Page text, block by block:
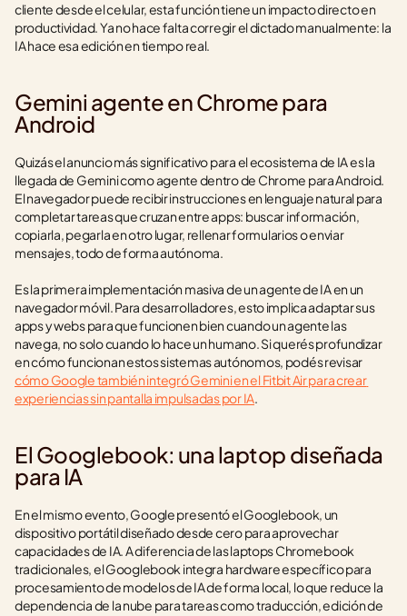
cliente desde el celular, esta función tiene un impacto directo en
productividad. Ya no hace falta corregir el dictado manualmente: la
IA hace esa edición en tiempo real.
Gemini agente en Chrome para
Android
Quizás el anuncio más significativo para el ecosistema de IA es la
llegada de Gemini como agente dentro de Chrome para Android.
El navegador puede recibir instrucciones en lenguaje natural para
completar tareas que cruzan entre apps: buscar información,
copiarla, pegarla en otro lugar, rellenar formularios o enviar
mensajes, todo de forma autónoma.
Es la primera implementación masiva de un agente de IA en un
navegador móvil. Para desarrolladores, esto implica adaptar sus
apps y webs para que funcionen bien cuando un agente las
navega, no solo cuando lo hace un humano. Si querés profundizar
cómo Google también integró Gemini en el Fitbit Air para crear
experiencias sin pantalla impulsadas por IA.
El Googlebook: una laptop diseñada
para IA
En el mismo evento, Google presentó el Googlebook, un
dispositivo portátil diseñado desde cero para aprovechar
capacidades de IA. A diferencia de las laptops Chromebook
tradicionales, el Googlebook integra hardware específico para
procesamiento de modelos de IA de forma local, lo que reduce la
dependencia de la nube para tareas como traducción, edición de